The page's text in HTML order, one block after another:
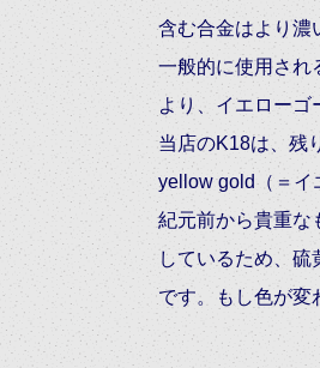
含む合金はより濃
一般的に使用され
より、イエローゴ
当店のK18は、残
yellow gold（＝イ
紀元前から貴重な
しているため、
です。もし色が変